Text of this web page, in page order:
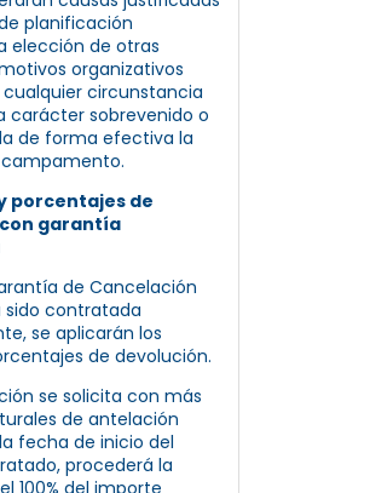
planificación
elección de otras
organizativos
cualquier circunstancia
carácter sobrevenido o
de forma efectiva la
porcentajes de
garantía
de Cancelación
sido contratada
se aplicarán los
de devolución.
se solicita con más
de antelación
fecha de inicio del
procederá la
100% del importe